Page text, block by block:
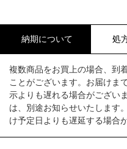
納期について 処
複数商品をお買上の場合、到
ことがございます。お届けま
示よりも遅れる場合がござい
は、別途お知らせいたします
け予定日よりも遅延する場合